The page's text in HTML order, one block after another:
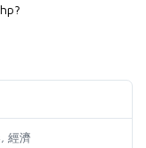
經濟